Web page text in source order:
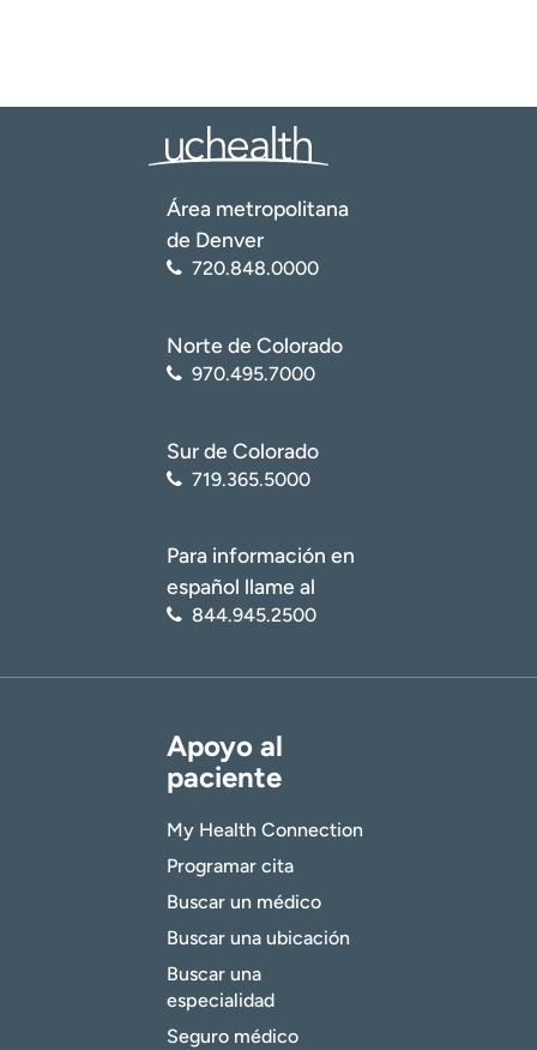
Área metropolitana
de Denver
720.848.0000
Norte de Colorado
970.495.7000
Sur de Colorado
719.365.5000
Para información en
español llame al
844.945.2500
Apoyo al
paciente
My Health Connection
Programar cita
Buscar un médico
Buscar una ubicación
Buscar una
especialidad
Seguro médico